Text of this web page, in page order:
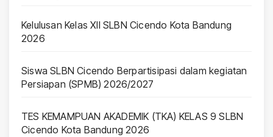
Kelulusan Kelas XII SLBN Cicendo Kota Bandung
2026
Siswa SLBN Cicendo Berpartisipasi dalam kegiatan
Persiapan (SPMB) 2026/2027
TES KEMAMPUAN AKADEMIK (TKA) KELAS 9 SLBN
Cicendo Kota Bandung 2026